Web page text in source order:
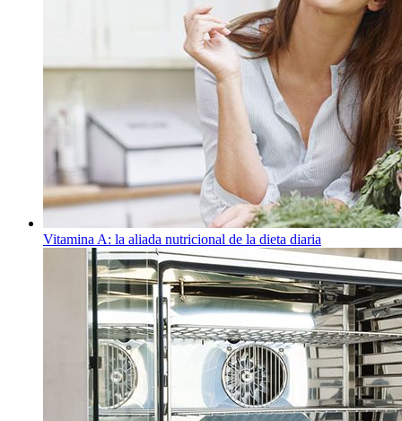
Vitamina A: la aliada nutricional de la dieta diaria